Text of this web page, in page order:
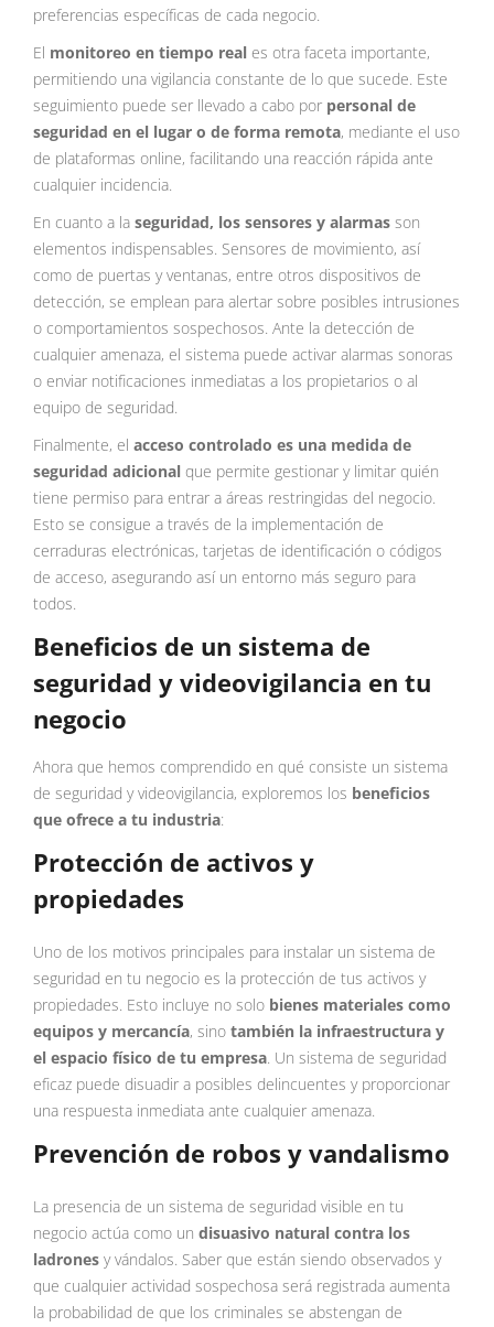
preferencias específicas de cada negocio.
El monitoreo en tiempo real es otra faceta importante,
permitiendo una vigilancia constante de lo que sucede. Este
seguimiento puede ser llevado a cabo por personal de
seguridad en el lugar o de forma remota, mediante el uso
de plataformas online, facilitando una reacción rápida ante
cualquier incidencia.
En cuanto a la seguridad, los sensores y alarmas son
elementos indispensables. Sensores de movimiento, así
como de puertas y ventanas, entre otros dispositivos de
detección, se emplean para alertar sobre posibles intrusiones
o comportamientos sospechosos. Ante la detección de
cualquier amenaza, el sistema puede activar alarmas sonoras
o enviar notificaciones inmediatas a los propietarios o al
equipo de seguridad.
Finalmente, el acceso controlado es una medida de
seguridad adicional que permite gestionar y limitar quién
tiene permiso para entrar a áreas restringidas del negocio.
Esto se consigue a través de la implementación de
cerraduras electrónicas, tarjetas de identificación o códigos
de acceso, asegurando así un entorno más seguro para
todos.
Beneficios de un sistema de
seguridad y videovigilancia en tu
negocio
Ahora que hemos comprendido en qué consiste un sistema
de seguridad y videovigilancia, exploremos los beneficios
que ofrece a tu industria:
Protección de activos y
propiedades
Uno de los motivos principales para instalar un sistema de
seguridad en tu negocio es la protección de tus activos y
propiedades. Esto incluye no solo bienes materiales como
equipos y mercancía, sino también la infraestructura y
el espacio físico de tu empresa. Un sistema de seguridad
eficaz puede disuadir a posibles delincuentes y proporcionar
una respuesta inmediata ante cualquier amenaza.
Prevención de robos y vandalismo
La presencia de un sistema de seguridad visible en tu
negocio actúa como un disuasivo natural contra los
ladrones y vándalos. Saber que están siendo observados y
que cualquier actividad sospechosa será registrada aumenta
la probabilidad de que los criminales se abstengan de